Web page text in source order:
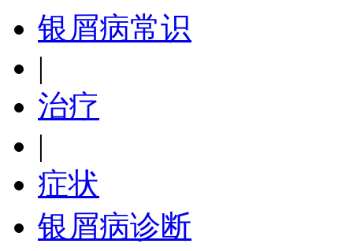
银屑病常识
|
治疗
|
症状
银屑病诊断